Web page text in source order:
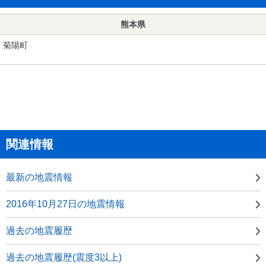
熊本県
菊陽町
関連情報
最新の地震情報
2016年10月27日の地震情報
過去の地震履歴
過去の地震履歴(震度3以上)